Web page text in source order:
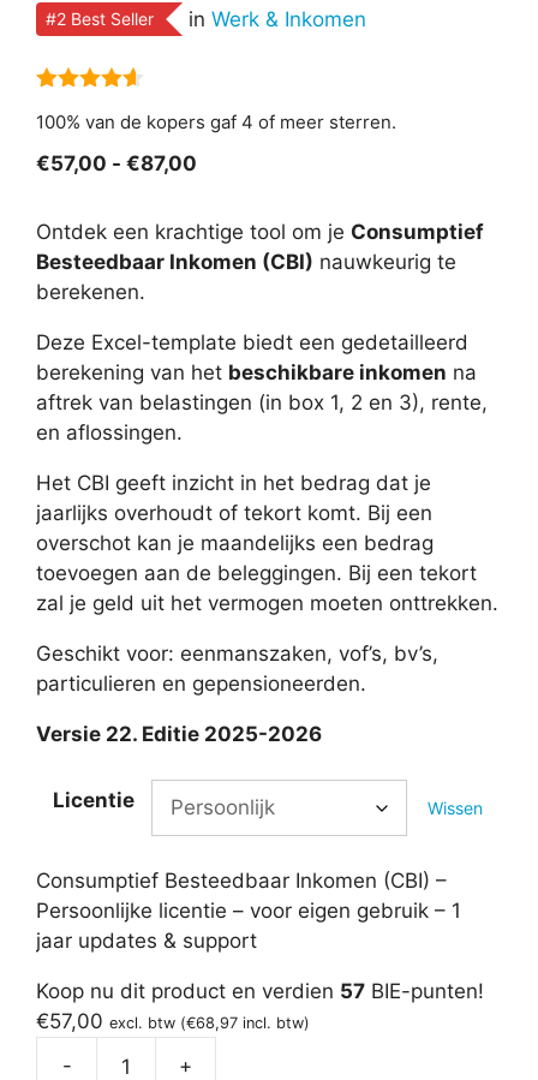
#2 Best Seller in Werk & Inkomen
5
100% van de kopers gaf 4 of meer sterren.
€57,00 - €87,00
tot
€87,00
Ontdek een krachtige tool om je Consumptief
Besteedbaar Inkomen (CBI) nauwkeurig te
berekenen.
Deze Excel-template biedt een gedetailleerd
berekening van het beschikbare inkomen na
aftrek van belastingen (in box 1, 2 en 3), rente,
en aflossingen.
Het CBI geeft inzicht in het bedrag dat je
jaarlijks overhoudt of tekort komt. Bij een
overschot kan je maandelijks een bedrag
toevoegen aan de beleggingen. Bij een tekort
zal je geld uit het vermogen moeten onttrekken.
Geschikt voor: eenmanszaken, vof’s, bv’s,
particulieren en gepensioneerden.
Versie 22. Editie 2025-2026
Licentie Wissen
Consumptief Besteedbaar Inkomen (CBI) –
Persoonlijke licentie – voor eigen gebruik – 1
jaar updates & support
Koop nu dit product en verdien 57 BIE-punten!
€57,00 excl. btw (€68,97 incl. btw)
- +